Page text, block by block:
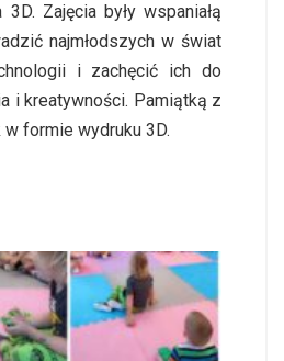
3D. Zajęcia były wspaniałą
najmłodszych w świat
i zachęcić ich do
i kreatywności. Pamiątką z
w formie wydruku 3D.